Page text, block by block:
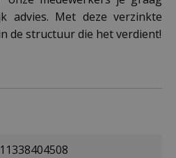
advies. Met deze verzinkte
de structuur die het verdient!